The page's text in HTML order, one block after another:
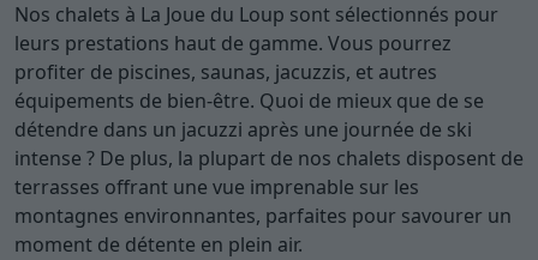
Nos chalets à La Joue du Loup sont sélectionnés pour
leurs prestations haut de gamme. Vous pourrez
profiter de piscines, saunas, jacuzzis, et autres
équipements de bien-être. Quoi de mieux que de se
détendre dans un jacuzzi après une journée de ski
intense ? De plus, la plupart de nos chalets disposent de
terrasses offrant une vue imprenable sur les
montagnes environnantes, parfaites pour savourer un
moment de détente en plein air.